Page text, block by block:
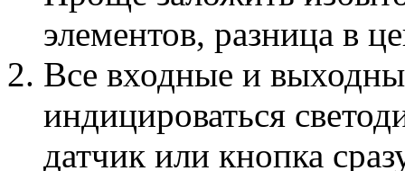
элементов, разница в
Все входные и
индицироваться
датчик или кнопка